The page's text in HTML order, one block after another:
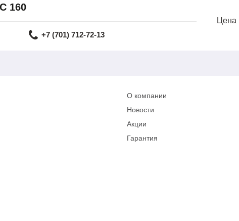
160
+7 (701) 712-72-13
Цена
О компании
Новости
Акции
Гарантия